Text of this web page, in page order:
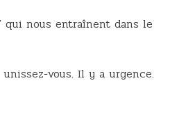
nous entraînent dans le
vous. Il y a urgence.